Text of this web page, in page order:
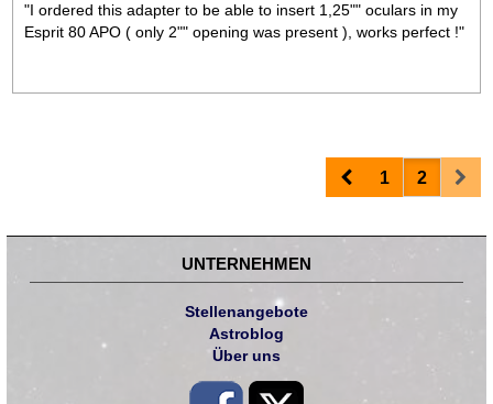
"I ordered this adapter to be able to insert 1,25"" oculars in my
Esprit 80 APO ( only 2"" opening was present ), works perfect !"
Prev1 2
UNTERNEHMEN
Stellenangebote
Astroblog
Über uns